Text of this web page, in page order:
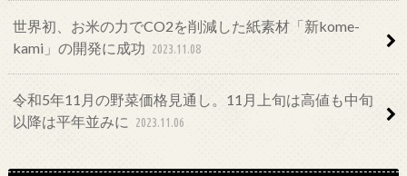
世界初、お米の力でCO2を削減した紙素材「新kome-
kami」の開発に成功 2023.11.08
令和5年11月の野菜価格見通し。11月上旬は高値も中旬
以降は平年並みに
2023.11.06